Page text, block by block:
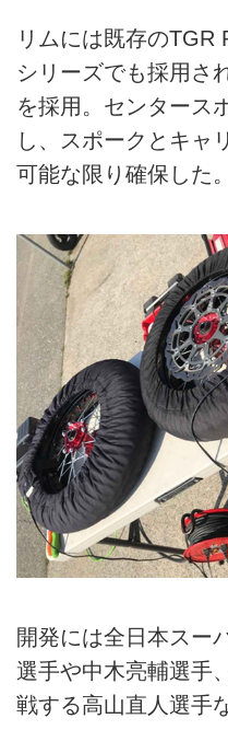
リムには既存のTGR
シリーズでも採用さ
を採用。センタース
し、スポークとキャ
可能な限り確保した。
開発には全日本スー
選手や中木亮輔選手
戦する高山直人選手